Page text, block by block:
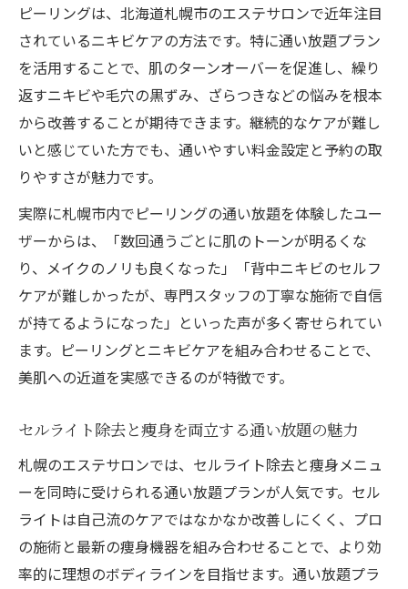
ピーリングは、北海道札幌市のエステサロンで近年注目
されているニキビケアの方法です。特に通い放題プラン
を活用することで、肌のターンオーバーを促進し、繰り
返すニキビや毛穴の黒ずみ、ざらつきなどの悩みを根本
から改善することが期待できます。継続的なケアが難し
いと感じていた方でも、通いやすい料金設定と予約の取
りやすさが魅力です。
実際に札幌市内でピーリングの通い放題を体験したユー
ザーからは、「数回通うごとに肌のトーンが明るくな
り、メイクのノリも良くなった」「背中ニキビのセルフ
ケアが難しかったが、専門スタッフの丁寧な施術で自信
が持てるようになった」といった声が多く寄せられてい
ます。ピーリングとニキビケアを組み合わせることで、
美肌への近道を実感できるのが特徴です。
セルライト除去と痩身を両立する通い放題の魅力
札幌のエステサロンでは、セルライト除去と痩身メニュ
ーを同時に受けられる通い放題プランが人気です。セル
ライトは自己流のケアではなかなか改善しにくく、プロ
の施術と最新の痩身機器を組み合わせることで、より効
率的に理想のボディラインを目指せます。通い放題プラ